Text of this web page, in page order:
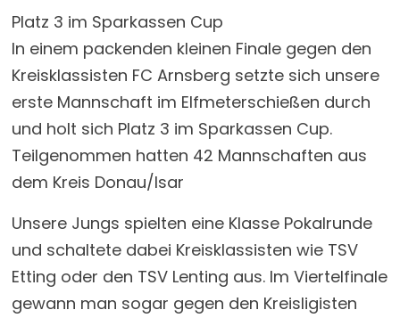
Platz 3 im Sparkassen Cup
In einem packenden kleinen Finale gegen den
Kreisklassisten FC Arnsberg setzte sich unsere
erste Mannschaft im Elfmeterschießen durch
und holt sich Platz 3 im Sparkassen Cup.
Teilgenommen hatten 42 Mannschaften aus
dem Kreis Donau/Isar
Unsere Jungs spielten eine Klasse Pokalrunde
und schaltete dabei Kreisklassisten wie TSV
Etting oder den TSV Lenting aus. Im Viertelfinale
gewann man sogar gegen den Kreisligisten